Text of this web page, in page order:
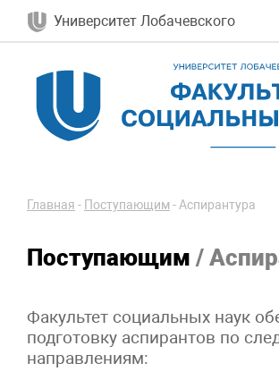
Университет Лобачевского
Главная - Поступающим -Аспирантура
Поступающим /
Факультет социальных наук
подготовку аспирантов по
направлениям: